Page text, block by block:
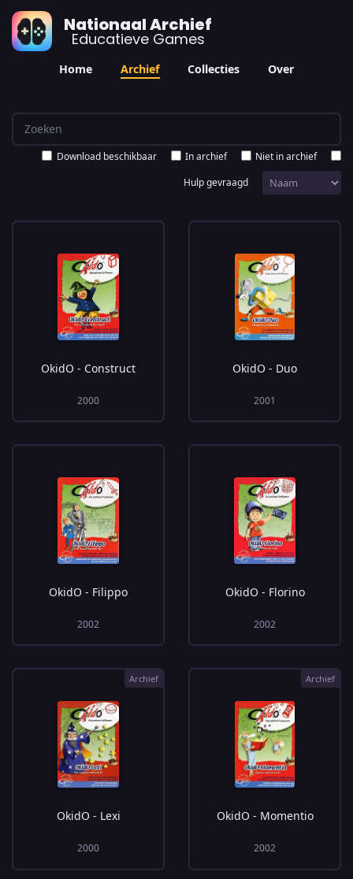
Nationaal Archief
Educatieve Games
Home Archief Collecties Over
Download beschikbaar In archief
Niet in archief
Hulp gevraagd
OkidO - Construct
2000
OkidO - Duo
2001
OkidO - Filippo
2002
OkidO - Florino
2002
OkidO - Lexi
2000
Archief
OkidO - Momentio
2002
Archief